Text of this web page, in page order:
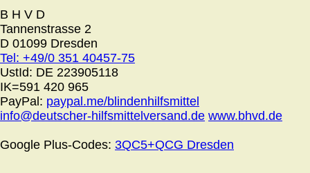
B H V D
Tannenstrasse 2
D 01099 Dresden
Tel: +49/0 351 40457-75
UstId: DE 223905118
IK=591 420 965
PayPal: paypal.me/blindenhilfsmittel
info@deutscher-hilfsmittelversand.de www.bhvd.de
Google Plus-Codes: 3QC5+QCG Dresden